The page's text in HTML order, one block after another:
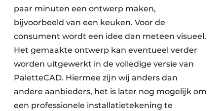
paar minuten een ontwerp maken,
bijvoorbeeld van een keuken. Voor de
consument wordt een idee dan meteen visueel.
Het gemaakte ontwerp kan eventueel verder
worden uitgewerkt in de volledige versie van
PaletteCAD. Hiermee zijn wij anders dan
andere aanbieders, het is later nog mogelijk om
een professionele installatietekening te